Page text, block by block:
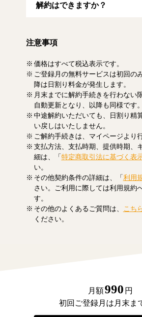
ンのご利用期間は、マイページ
解約はできますか？
事をお読みいただけます。なお
注意事項
価格はすべて税込表示です。
ご登録月の無料サービスは初回の
降は日割り料金が発生します。
月末までに解約手続きを行わない
自動更新となり、以降も同様です。
中途解約いただいても、日割り精
い戻しはいたしません。
ご解約手続きは、マイページより
支払方法、支払時期、提供時期、
細は、「特定商取引法に基づく表
い。
その他契約条件の詳細は、「利用
さい。ご利用に際しては利用規約
す。
その他のよくあるご質問は、
こち
ください。
月額990 円
初回ご登録月は月末ま